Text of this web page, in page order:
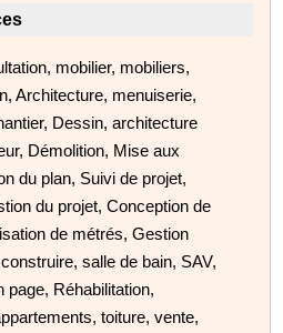
mobilier, mobiliers,
Architecture, menuiserie,
Dessin, architecture
Démolition, Mise aux
du plan, Suivi de projet,
du projet, Conception de
de métrés, Gestion
salle de bain, SAV,
page, Réhabilitation,
toiture, vente,